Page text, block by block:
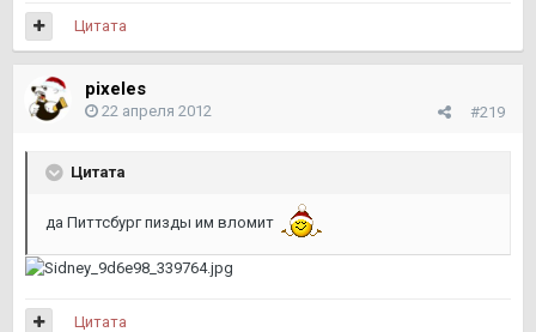
Цитата
pixeles
#219
22 апреля 2012
Цитата
да Питтсбург пизды им вломит
Цитата